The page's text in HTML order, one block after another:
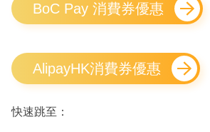
BoC Pay 消費券優惠
AlipayHK消費券優惠
快速跳至：